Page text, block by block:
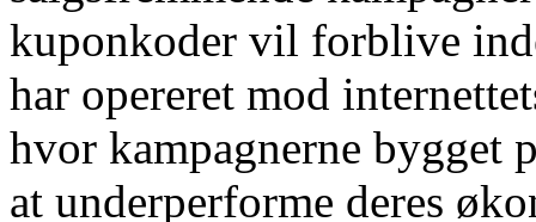
kuponkoder vil forblive
har opereret mod
hvor kampagnerne bygget
at underperforme deres